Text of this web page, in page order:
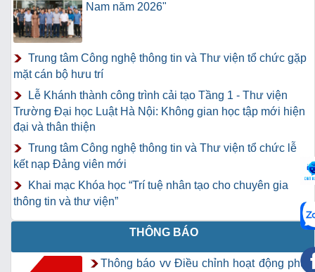
Nam năm 2026"
Trung tâm Công nghệ thông tin và Thư viện tổ chức gặp
mặt cán bộ hưu trí
Lễ Khánh thành công trình cải tạo Tầng 1 - Thư viện
Trường Đại học Luật Hà Nội: Không gian học tập mới hiện
đại và thân thiện
Trung tâm Công nghệ thông tin và Thư viện tổ chức lễ
kết nạp Đảng viên mới
Khai mạc Khóa học “Trí tuệ nhân tạo cho chuyên gia
thông tin và thư viện”
THÔNG BÁO
Thông báo vv Điều chỉnh hoạt động phục